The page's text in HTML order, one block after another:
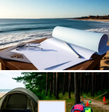
Planowanie wakacyjnego
wyjazdu nad morze z dużej
aglomeracji